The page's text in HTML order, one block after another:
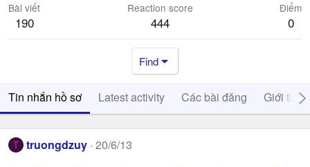
Bài viết
190
Reaction score
444
Điểm
0
Find
Tin nhắn hồ sơ Latest activity Các bài đăng Giới thiệu
T truongdzuy 20/6/13